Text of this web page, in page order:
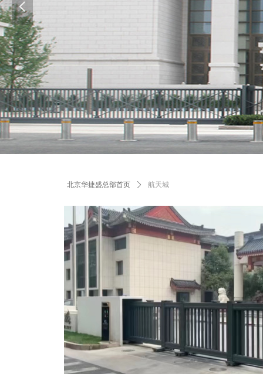
넳
北京华捷盛总部首页 ꄲ 航天城